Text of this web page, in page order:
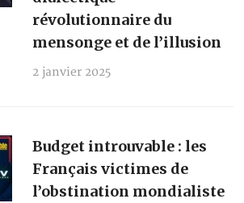
révolutionnaire du
mensonge et de l’illusion
2 janvier 2025
Budget introuvable : les
Français victimes de
l’obstination mondialiste